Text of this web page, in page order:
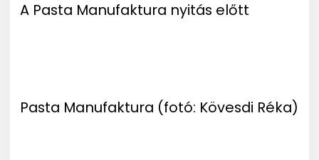
A Pasta Manufaktura nyitás előtt
Pasta Manufaktura (fotó: Kövesdi Réka)